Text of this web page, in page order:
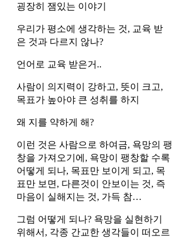
굉장히 잼있는 이야기
우리가 평소에 생각하는 것, 교육 받
은 것과 다르지 않나?
언어로 교육 받은거..
사람이 의지력이 강하고, 뜻이 크고,
목표가 높아야 큰 성취를 하지
왜 지를 약하게 해?
이런 것은 사람으로 하여금, 욕망의 팽
창을 가져오기에, 욕망이 팽창할 수록
어떻게 되나, 목표만 보이게 되고, 목
표만 보면, 다른것이 안보이는 것, 즉
마음이 실해지는 것, 가득 참…
그럼 어떻게 되나? 욕망을 실현하기
위해서, 각종 간교한 생각들이 떠오르